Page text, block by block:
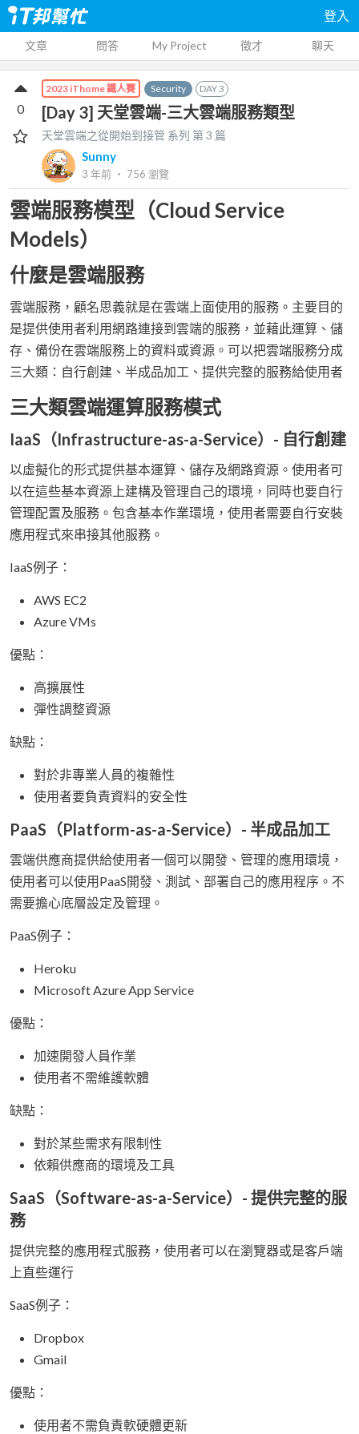
登入
文章 問答 My Project 徵才 聊天
2023 iThome 鐵人賽 Security DAY3
[Day 3] 天堂雲端-三大雲端服務類型
天堂雲端之從開始到接管 系列 第3 篇
Sunny
3 年前 ‧ 756 瀏覽
0
雲端服務模型（Cloud Service
Models）
什麼是雲端服務
雲端服務，顧名思義就是在雲端上面使用的服務。主要目的
是提供使用者利用網路連接到雲端的服務，並藉此運算、儲
存、備份在雲端服務上的資料或資源。可以把雲端服務分成
三大類：自行創建、半成品加工、提供完整的服務給使用者
三大類雲端運算服務模式
IaaS（Infrastructure-as-a-Service）- 自行創建
以虛擬化的形式提供基本運算、儲存及網路資源。使用者可
以在這些基本資源上建構及管理自己的環境，同時也要自行
管理配置及服務。包含基本作業環境，使用者需要自行安裝
應用程式來串接其他服務。
IaaS例子：
AWS EC2
Azure VMs
優點：
高擴展性
彈性調整資源
缺點：
對於非專業人員的複雜性
使用者要負責資料的安全性
PaaS（Platform-as-a-Service）- 半成品加工
雲端供應商提供給使用者一個可以開發、管理的應用環境，
使用者可以使用PaaS開發、測試、部署自己的應用程序。不
需要擔心底層設定及管理。
PaaS例子：
Heroku
Microsoft Azure App Service
優點：
加速開發人員作業
使用者不需維護軟體
缺點：
對於某些需求有限制性
依賴供應商的環境及工具
SaaS（Software-as-a-Service）- 提供完整的服
務
提供完整的應用程式服務，使用者可以在瀏覽器或是客戶端
上直些運行
SaaS例子：
Dropbox
Gmail
優點：
使用者不需負責軟硬體更新